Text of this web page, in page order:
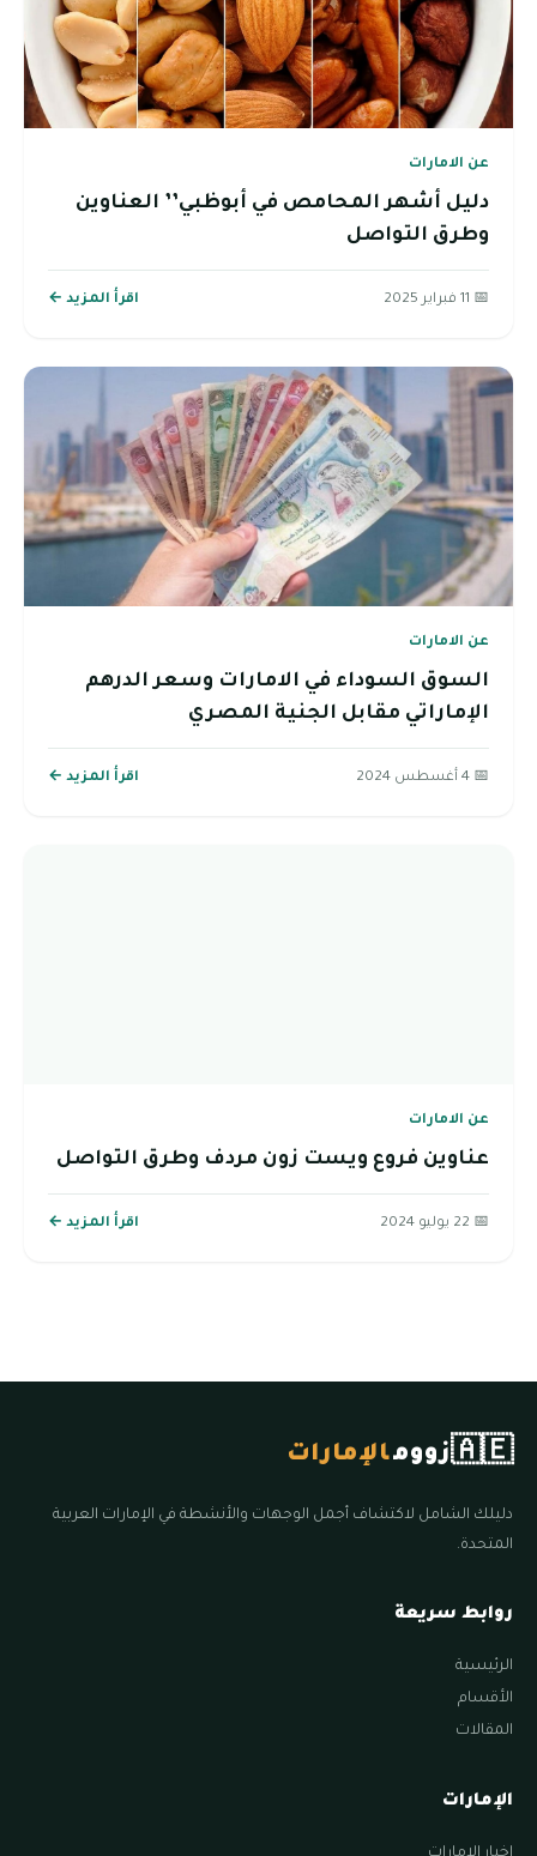
عن الامارات
دليل أشهر المحامص في أبوظبي’’ العناوين
وطرق التواصل
📅 11 فبراير 2025 اقرأ المزيد ←
عن الامارات
السوق السوداء في الامارات وسعر الدرهم
الإماراتي مقابل الجنية المصري
📅 4 أغسطس 2024 اقرأ المزيد ←
عن الامارات
عناوين فروع ويست زون مردف وطرق التواصل
📅 22 يوليو 2024 اقرأ المزيد ←
🇦🇪زوومالإمارات
دليلك الشامل لاكتشاف أجمل الوجهات والأنشطة في الإمارات العربية
المتحدة.
روابط سريعة
الرئيسية
الأقسام
المقالات
الإمارات